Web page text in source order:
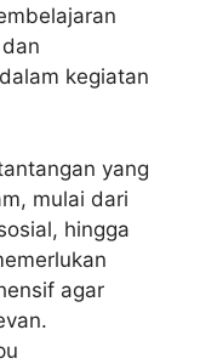
dalam kegiatan
yang
mulai dari
hingga
agar